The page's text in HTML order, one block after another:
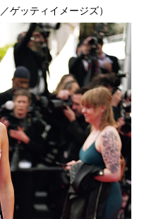
ゲッティイメージズ）